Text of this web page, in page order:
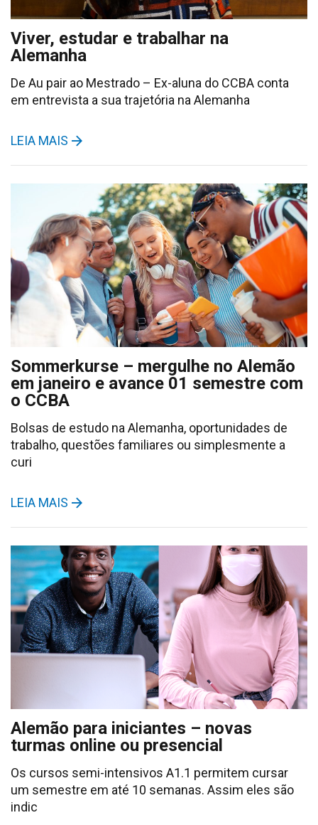
Viver, estudar e trabalhar na
Alemanha
De Au pair ao Mestrado – Ex-aluna do CCBA conta
em entrevista a sua trajetória na Alemanha
LEIA MAIS
Sommerkurse – mergulhe no Alemão
em janeiro e avance 01 semestre com
o CCBA
Bolsas de estudo na Alemanha, oportunidades de
trabalho, questões familiares ou simplesmente a
curi
LEIA MAIS
Alemão para iniciantes – novas
turmas online ou presencial
Os cursos semi-intensivos A1.1 permitem cursar
um semestre em até 10 semanas. Assim eles são
indic